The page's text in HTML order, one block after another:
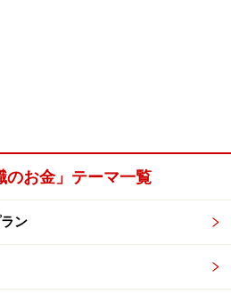
のお金」テーマ一覧
ン